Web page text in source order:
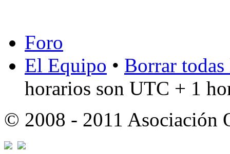
Foro
El Equipo • Borrar
horarios son UTC + 1
© 2008 - 2011 Asociación